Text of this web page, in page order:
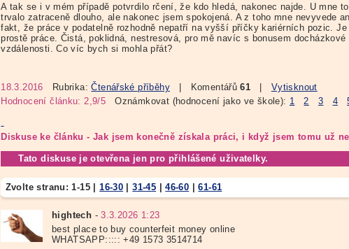
A tak se i v mém případě potvrdilo rčení, že kdo hledá, nakonec najde. U mne to
trvalo zatraceně dlouho, ale nakonec jsem spokojená. A z toho mne nevyvede
fakt, že práce v podatelně rozhodně nepatří na vyšší příčky kariérních pozic. Je
prostě práce. Čistá, poklidná, nestresová, pro mě navíc s bonusem docházkové
vzdálenosti. Co víc bych si mohla přát?
18.3.2016 Rubrika:Čtenářské příběhy| Komentářů61
Vytisknout
Hodnocení článku: 2,9/5 Oznámkovat (hodnocení jako ve škole): 1 2 3 4
Diskuse ke článku - Jak jsem konečně získala práci, i když jsem tomu už
Tato diskuse je otevřena jen pro přihlášené uživatelky.
Zvolte stranu: 1-15 |16-30 |31-45 |46-60 |61-61
hightech -3.3.2026 1:23
best place to buy counterfeit money online
WHATSAPP::::: +49 1573 3514714